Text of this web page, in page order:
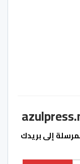
إلى بريدك